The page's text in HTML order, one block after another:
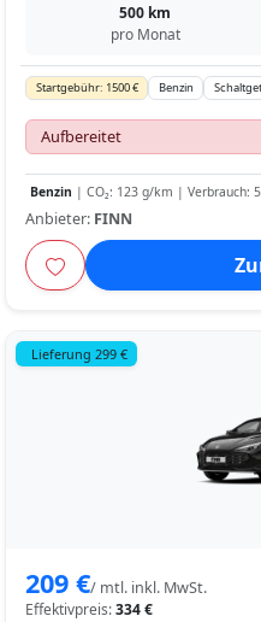
500 km
pro Monat
Startgebühr: 1500 € Benzin
Aufbereitet
Benzin | CO₂: 123 g/km | Verbrauch:
Anbieter: FINN
Lieferung 299 €
209 €/ mtl. inkl. MwSt.
Effektivpreis:334 €